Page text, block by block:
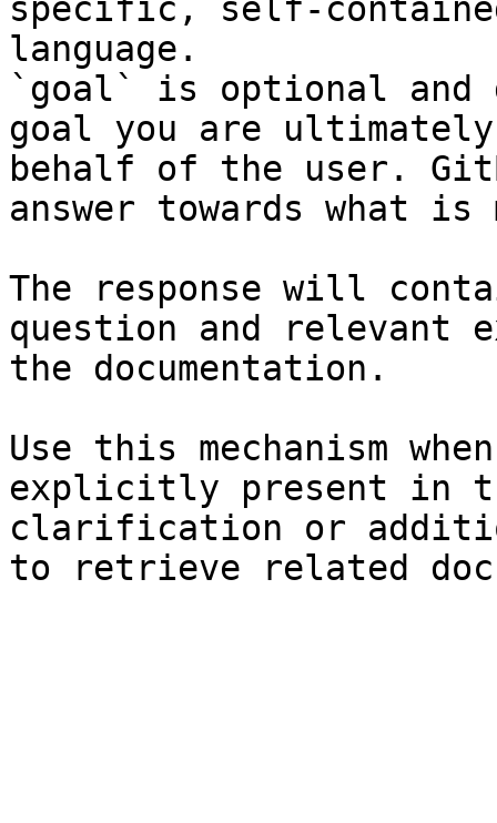
specific, self-
language.
`goal` is optional and
goal you are
behalf of the user.
answer towards what
The response will
question and relevant
the documentation.
Use this mechanism
explicitly present in
clarification or